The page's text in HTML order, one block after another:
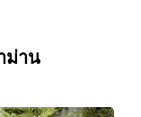
ม่าน